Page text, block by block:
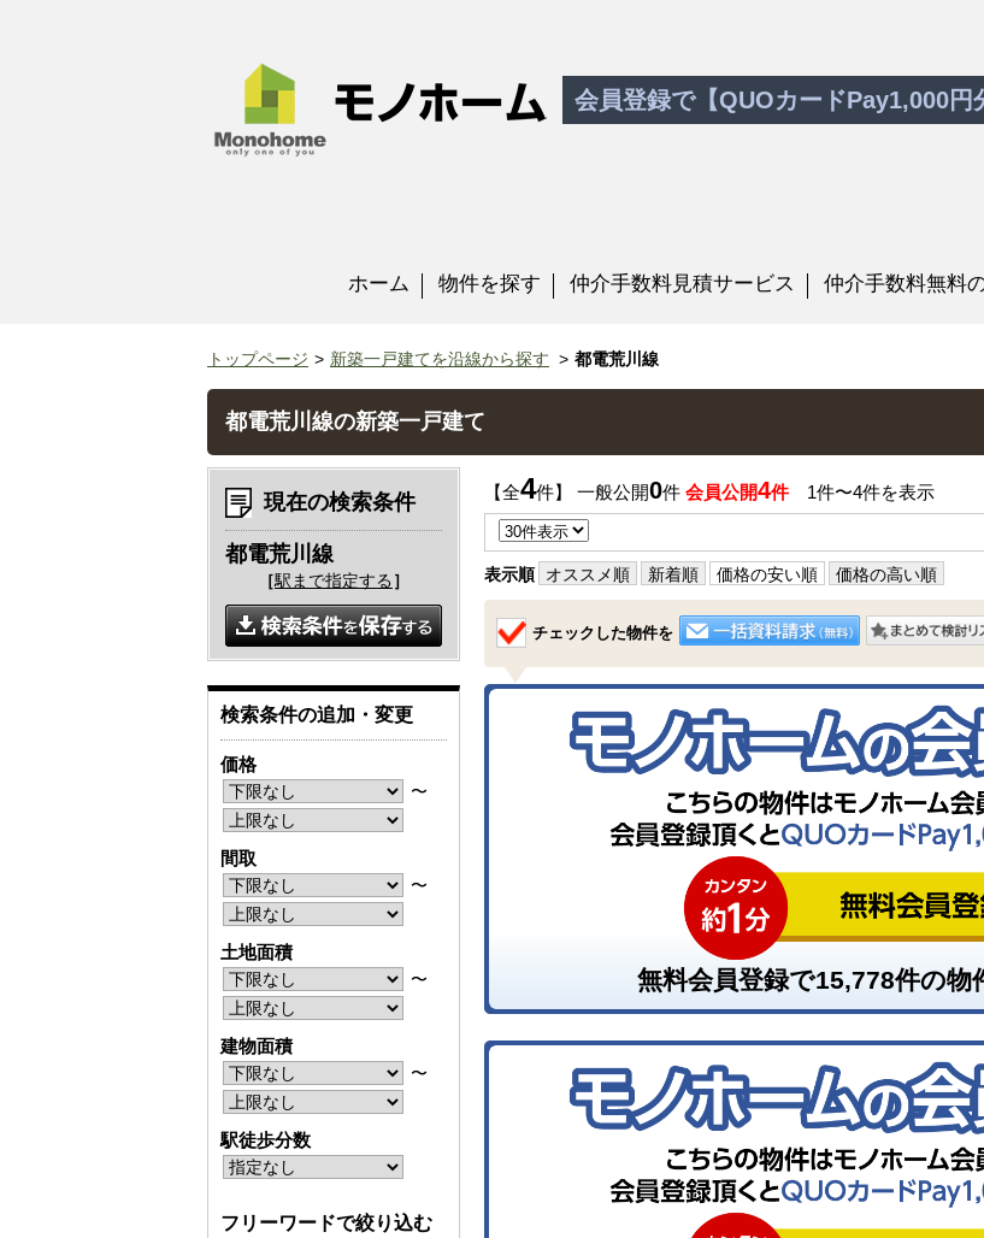
会員登録で【QUOカードPay1,000円
ホーム 物件を探す 仲介手数料見積サービス 仲介手数料無料
トップページ 新築一戸建てを沿線から探す 都電荒川線
都電荒川線の新築一戸建て
【全4件】 一般公開0件 会員公開4件1件〜4件を表示
表示順 オススメ順 新着順 価格の安い順 価格の高い順
チェックした物件を
無料会員登録で15,778件の物
現在の検索条件
都電荒川線
［駅まで指定する ］
検索条件の追加・変更
価格
〜
間取
〜
土地面積
〜
建物面積
〜
駅徒歩分数
フリーワードで絞り込む